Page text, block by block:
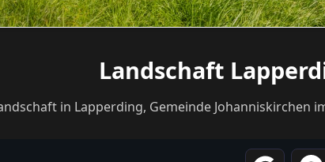
Landschaft
in Lapperding, Gemeinde Johanniskirchen